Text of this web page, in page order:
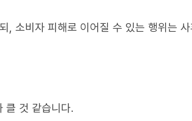
, 소비자 피해로 이어질 수 있는 행위는 사
클 것 같습니다.